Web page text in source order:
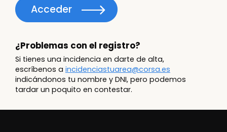
Acceder
¿Problemas con el registro?
Si tienes una incidencia en darte de alta,
escríbenos a incidenciastuarea@corsa.es
indicándonos tu nombre y DNI, pero podemos
tardar un poquito en contestar.